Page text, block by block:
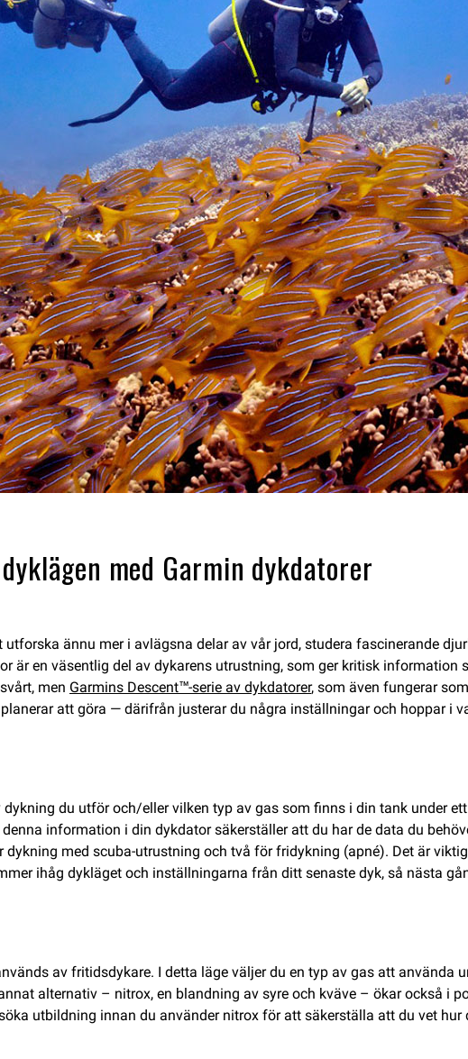
med Garmin dykdatorer
ännu mer i avlägsna delar av vår jord, studera fascinerande
är en väsentlig del av dykarens utrustning, som ger kritisk
men Garmins Descent™-serie av dykdatorer, som även fungerar
att göra — därifrån justerar du några inställningar och hoppar i
du utför och/eller vilken typ av gas som finns i din tank under
information i din dykdator säkerställer att du har de data du
med scuba-utrustning och två för fridykning (apné). Det är
ihåg dykläget och inställningarna från ditt senaste dyk, så nästa
av fritidsdykare. I detta läge väljer du en typ av gas att använda
alternativ – nitrox, en blandning av syre och kväve – ökar också i
utbildning innan du använder nitrox för att säkerställa att du vet hur